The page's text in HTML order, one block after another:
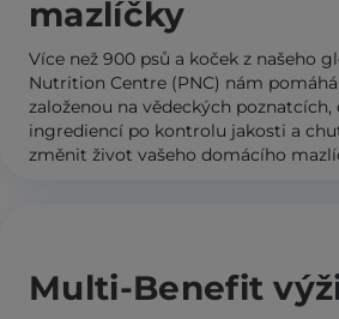
mazlíčky
Více než 900 psů a koček z našeho
Nutrition Centre (PNC) nám
založenou na vědeckých poznatcích,
ingrediencí po kontrolu jakosti a
změnit život vašeho domácího